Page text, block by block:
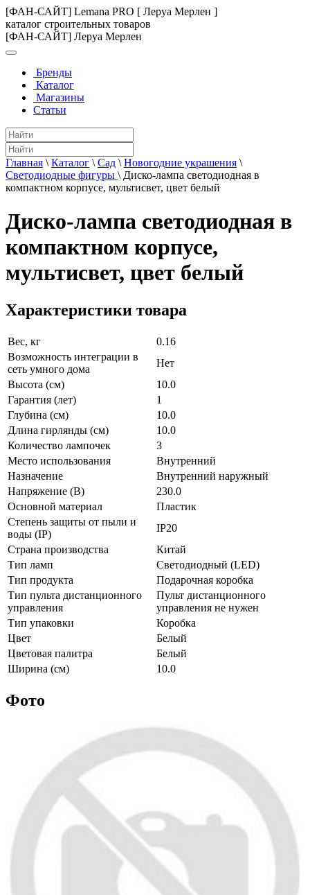
[ФАН-САЙТ] Lemana PRO [ Леруа Мерлен ]
каталог строительных товаров
[ФАН-САЙТ] Леруа Мерлен
Бренды
Каталог
Магазины
Статьи
Главная \ Каталог \ Сад \ Новогодние украшения \
Светодиодные фигуры \ Диско-лампа светодиодная в
компактном корпусе, мультисвет, цвет белый
Диско-лампа светодиодная в
компактном корпусе,
мультисвет, цвет белый
Характеристики товара
Вес, кг
0.16
Возможность интеграции в
сеть умного дома
Нет
Высота (см)
10.0
Гарантия (лет)
1
Глубина (см)
10.0
Длина гирлянды (см)
10.0
Количество лампочек
3
Место использования
Внутренний
Назначение
Внутренний наружный
Напряжение (В)
230.0
Основной материал
Пластик
Степень защиты от пыли и
воды (IP)
IP20
Страна производства
Китай
Тип ламп
Светодиодный (LED)
Тип продукта
Подарочная коробка
Тип пульта дистанционного
управления
Пульт дистанционного
управления не нужен
Тип упаковки
Коробка
Цвет
Белый
Цветовая палитра
Белый
Ширина (см)
10.0
Фото